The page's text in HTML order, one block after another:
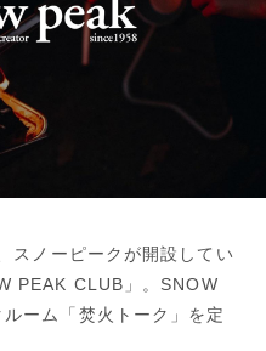
スノーピークが開設してい
PEAK CLUB」。SNOW
ーム「焚火トーク」を定